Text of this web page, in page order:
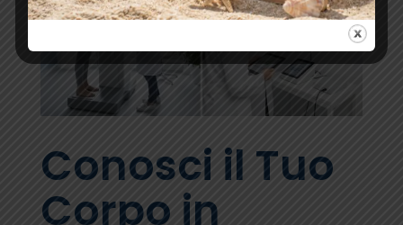
Conosci il Tuo
Corpo in